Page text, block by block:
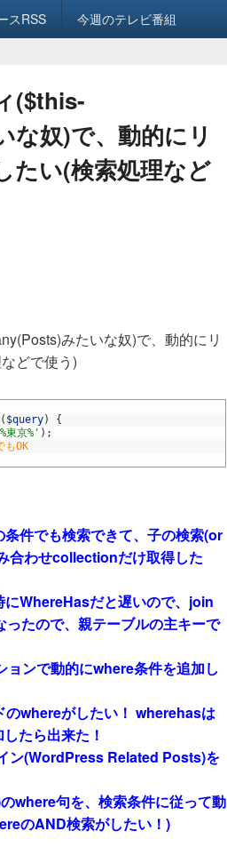
スRSS 今週のテレビ番組
($this-
な奴)で、動的にリ
たい(検索処理など
みたいな奴)で、動的にリ
どで使う)
( $query)
{
東京%' ) ;
OK
件でも検索できて、子の検索(or
合わせcollectionだけ取得した
にWhereHasだと遅いので、join
たので、親テーブルの主キーで
ンで動的にwhere条件を追加し
whereがしたい！ wherehasは
たら出来た！
ン(WordPress Related Posts)を
where句を、検索条件に従って動
のAND検索がしたい！)